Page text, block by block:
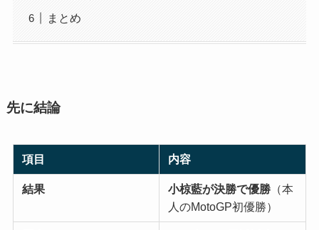
まとめ
先に結論
項目 内容
結果 小椋藍が決勝で優勝（本
人のMotoGP初優勝）